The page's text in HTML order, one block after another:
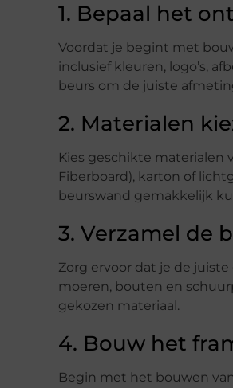
1. Bepaal het
Voordat je begint met
inclusief kleuren, logo’s,
beurs om de juiste
2. Materialen
Kies geschikte materialen
Fiberboard), karton of
beurswand gemakkelijk
3. Verzamel de
Zorg ervoor dat je de
moeren, bouten en
gekozen materiaal.
4. Bouw het
Begin met het bouwen